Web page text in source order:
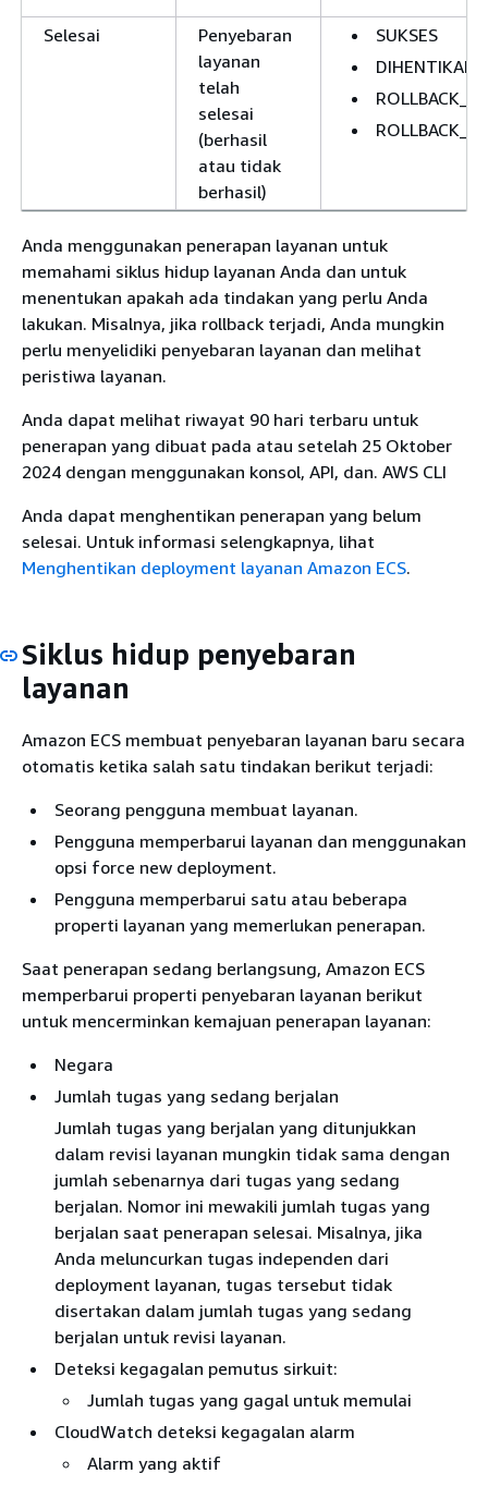
Selesai
Penyebaran
layanan
telah
selesai
(berhasil
atau tidak
berhasil)
SUKSES
DIHENTIKAN
Anda menggunakan penerapan layanan untuk
memahami siklus hidup layanan Anda dan untuk
menentukan apakah ada tindakan yang perlu Anda
lakukan. Misalnya, jika rollback terjadi, Anda mungkin
perlu menyelidiki penyebaran layanan dan melihat
peristiwa layanan.
Anda dapat melihat riwayat 90 hari terbaru untuk
penerapan yang dibuat pada atau setelah 25 Oktober
2024 dengan menggunakan konsol, API, dan. AWS CLI
Anda dapat menghentikan penerapan yang belum
selesai. Untuk informasi selengkapnya, lihat
Menghentikan deployment layanan Amazon ECS.
Siklus hidup penyebaran
layanan
Amazon ECS membuat penyebaran layanan baru secara
otomatis ketika salah satu tindakan berikut terjadi:
Seorang pengguna membuat layanan.
Pengguna memperbarui layanan dan menggunakan
opsi force new deployment.
Pengguna memperbarui satu atau beberapa
properti layanan yang memerlukan penerapan.
Saat penerapan sedang berlangsung, Amazon ECS
memperbarui properti penyebaran layanan berikut
untuk mencerminkan kemajuan penerapan layanan:
Negara
Jumlah tugas yang sedang berjalan
Jumlah tugas yang berjalan yang ditunjukkan
dalam revisi layanan mungkin tidak sama dengan
jumlah sebenarnya dari tugas yang sedang
berjalan. Nomor ini mewakili jumlah tugas yang
berjalan saat penerapan selesai. Misalnya, jika
Anda meluncurkan tugas independen dari
deployment layanan, tugas tersebut tidak
disertakan dalam jumlah tugas yang sedang
berjalan untuk revisi layanan.
Deteksi kegagalan pemutus sirkuit:
Jumlah tugas yang gagal untuk memulai
CloudWatch deteksi kegagalan alarm
Alarm yang aktif